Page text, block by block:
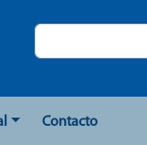
Search
Contacto